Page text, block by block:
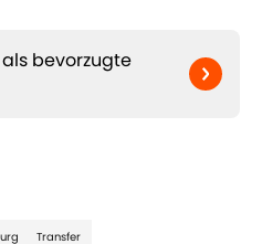
als bevorzugte
Transfer